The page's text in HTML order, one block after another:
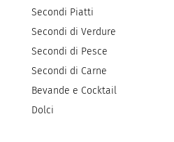
Secondi Piatti
Secondi di Verdure
Secondi di Pesce
Secondi di Carne
Bevande e Cocktail
Dolci